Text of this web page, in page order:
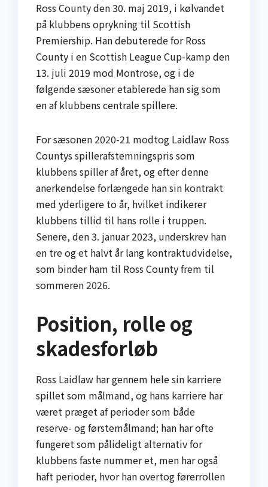
Ross County den 30. maj 2019, i kølvandet
på klubbens oprykning til Scottish
Premiership. Han debuterede for Ross
County i en Scottish League Cup-kamp den
13. juli 2019 mod Montrose, og i de
følgende sæsoner etablerede han sig som
en af klubbens centrale spillere.
For sæsonen 2020-21 modtog Laidlaw Ross
Countys spillerafstemningspris som
klubbens spiller af året, og efter denne
anerkendelse forlængede han sin kontrakt
med yderligere to år, hvilket indikerer
klubbens tillid til hans rolle i truppen.
Senere, den 3. januar 2023, underskrev han
en tre og et halvt år lang kontraktudvidelse,
som binder ham til Ross County frem til
sommeren 2026.
Position, rolle og
skadesforløb
Ross Laidlaw har gennem hele sin karriere
spillet som målmand, og hans karriere har
været præget af perioder som både
reserve- og førstemålmand; han har ofte
fungeret som pålideligt alternativ for
klubbens faste nummer et, men har også
haft perioder, hvor han overtog førerrollen